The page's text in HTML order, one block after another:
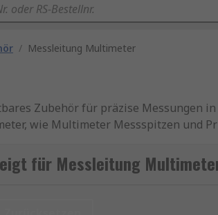
/ Messleitung Multimeter
Zubehör für präzise Messungen
wie Multimeter Messspitzen und
hauseigenen professionellen Marke.
für Messleitung